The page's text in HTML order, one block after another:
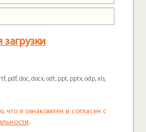
pdf, doc, docx, odt, ppt, pptx, odp, xls,
что я ознакомлен и согласен с
.